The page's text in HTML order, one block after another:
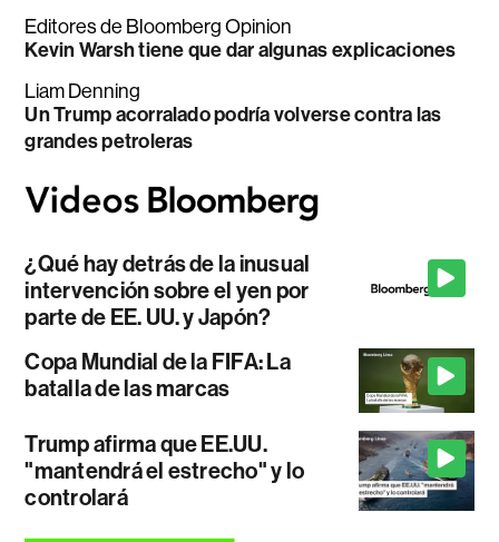
Editores de Bloomberg Opinion
Kevin Warsh tiene que dar algunas explicaciones
Liam Denning
Un Trump acorralado podría volverse contra las
grandes petroleras
¿Qué hay detrás de la inusual
intervención sobre el yen por
parte de EE. UU. y Japón?
Copa Mundial de la FIFA: La
batalla de las marcas
Trump afirma que EE.UU.
"mantendrá el estrecho" y lo
controlará